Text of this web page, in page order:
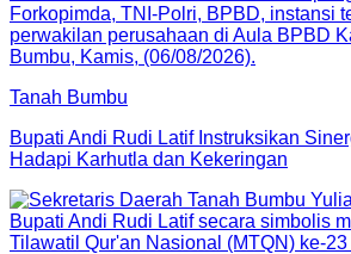
Tanah Bumbu
Bupati Andi Rudi Latif Instruksikan
Hadapi Karhutla dan Kekeringan